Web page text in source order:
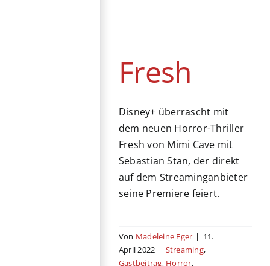
Fresh
Disney+ überrascht mit
dem neuen Horror-Thriller
Fresh von Mimi Cave mit
Sebastian Stan, der direkt
auf dem Streaminganbieter
seine Premiere feiert.
Von Madeleine Eger | 11.
April 2022 | Streaming,
Gastbeitrag, Horror,